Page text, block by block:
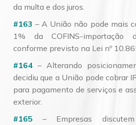
da multa e dos juros.
#163 – A União não pode mais
1% da COFINS-importação
conforme previsto na Lei nº
#164 – Alterando
decidiu que a União pode cobrar
para pagamento de serviços e
exterior.
#165 – Empresas